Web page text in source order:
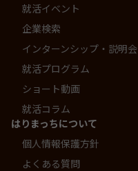
就活イベント
企業検索
インターンシップ・説明会
就活プログラム
ショート動画
就活コラム
はりまっちについて
個人情報保護方針
よくある質問